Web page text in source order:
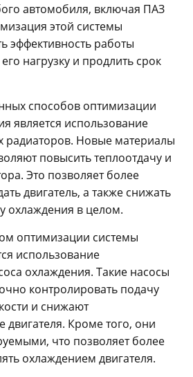
автомобиля, включая ПАЗ
этой системы
эффективность работы
нагрузку и продлить срок
способов оптимизации
является использование
радиаторов. Новые материалы
повысить теплоотдачу и
Это позволяет более
двигатель, а также снижать
охлаждения в целом.
оптимизации системы
использование
охлаждения. Такие насосы
контролировать подачу
и снижают
двигателя. Кроме того, они
что позволяет более
охлаждением двигателя.